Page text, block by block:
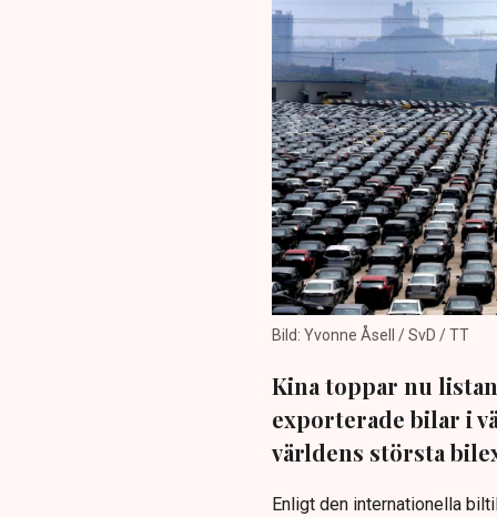
Bild: Yvonne Åsell / SvD / TT
Kina toppar nu
exporterade bilar i
världens största
Enligt den internationella